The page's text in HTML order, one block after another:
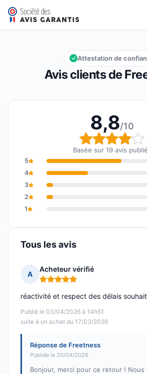
Freetness
Note globale : 8,8 sur 10
8,8/10
Avis clients de
Attestation de
8,8/10
Note
Basée sur 19 avis
5
4
3
2
1
Tous les avis
A
Acheteur vérifié
Note : 5 sur 5
Publié le 03/04/2026 à 14h51
suite à un achat du 17/03/2026
réactivité et respect des délais
Réponse de Freetness
Publiée le 20/04/2026
Bonjour, merci pour ce retour ! Nous